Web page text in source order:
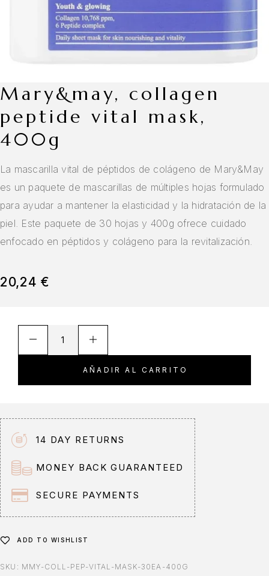
mary&may, collagen
peptide vital mask,
400g
La mascarilla vital de péptidos de colágeno de Mary&May
es un paquete de mascarillas de múltiples hojas formulado
para ayudar a mantener la elasticidad y la hidratación de la
piel. Este paquete de 30 hojas y 400g ofrece cuidado
enfocado en péptidos y colágeno para la revitalización.
20,24 €
AÑADIR AL CARRITO
a
t
i
v
e
:
14 DAY RETURNS
MONEY BACK GUARANTEED
SECURE PAYMENTS
ADD TO WISHLIST
SKU: MMY-COLL-PEP-VITAL-MASK-30EA-400G